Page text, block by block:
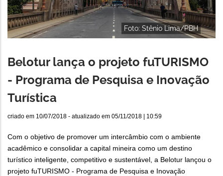
Foto: Stênio Lima/PBH
Belotur lança o projeto fuTURISMO
- Programa de Pesquisa e Inovação
Turística
criado em 10/07/2018 - atualizado em 05/11/2018 | 10:59
Com o objetivo de promover um intercâmbio com o ambiente
acadêmico e consolidar a capital mineira como um destino
turístico inteligente, competitivo e sustentável, a Belotur lançou o
projeto fuTURISMO - Programa de Pesquisa e Inovação